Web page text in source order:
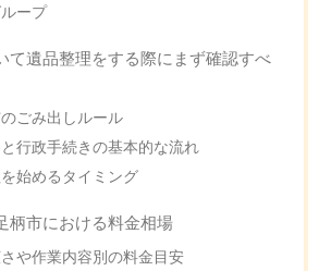
ープ
て遺品整理をする際にまず確認すべ
ごみ出しルール
行政手続きの基本的な流れ
始めるタイミング
柄市における料金相場
や作業内容別の料金目安